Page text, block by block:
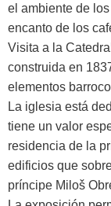
el ambiente de
encanto de los
Visita a la
construida en
elementos
La iglesia está
tiene un valor
residencia de la
edificios que
príncipe Miloš